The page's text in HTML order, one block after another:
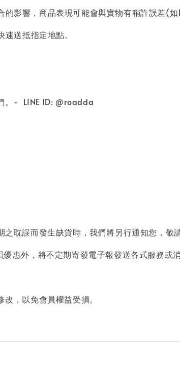
影響，商品表現可能會與實物有稍許誤差(
送抵指定地點。
。- LINE ID: @roadda
耽誤而發生缺貨時，我們將另行通知您，敬
惠外，將不定期寄發電子報發送各式服務或
，以免會員權益受損。